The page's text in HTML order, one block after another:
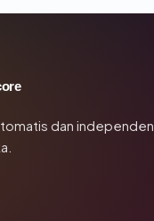
dan independen